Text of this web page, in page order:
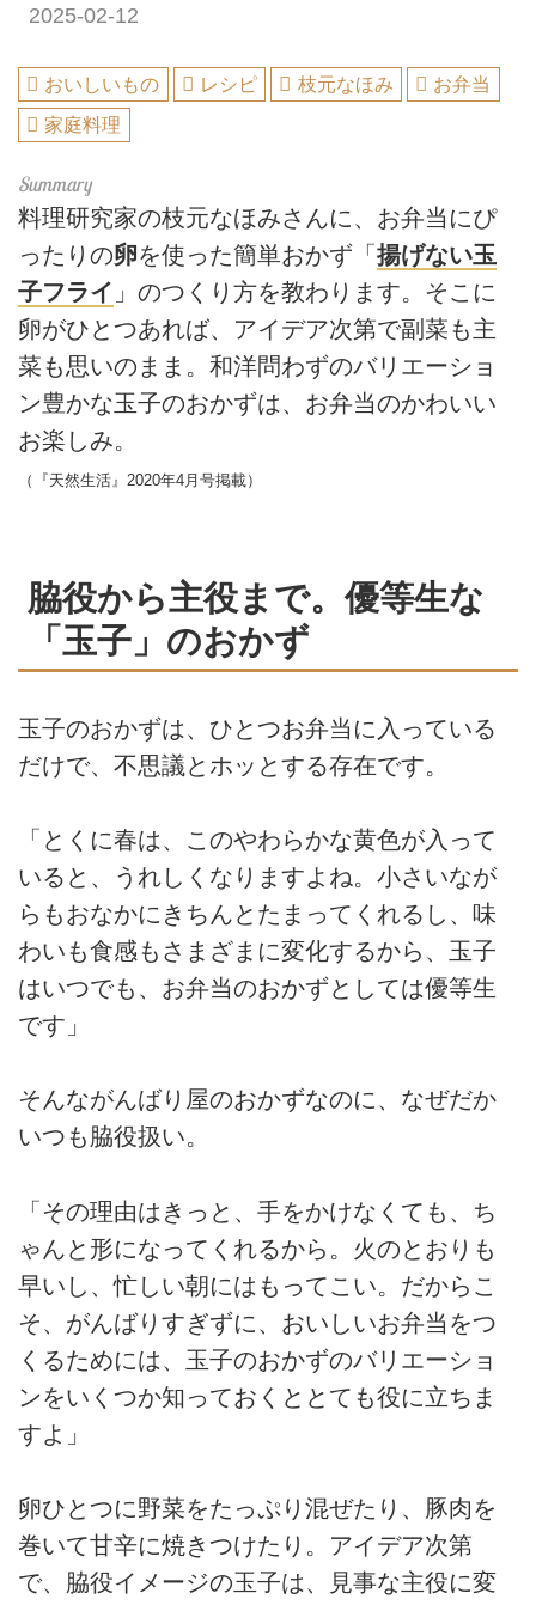
2025-02-12
おいしいもの レシピ 枝元なほみ
お弁当
家庭料理
料理研究家の枝元なほみさんに、お弁当にぴ
ったりの卵を使った簡単おかず「揚げない玉
子フライ 」のつくり方を教わります。そこに
卵がひとつあれば、アイデア次第で副菜も主
菜も思いのまま。和洋問わずのバリエーショ
ン豊かな玉子のおかずは、お弁当のかわいい
お楽しみ。
（『天然生活』2020年4月号掲載）
脇役から主役まで。優等生な
「玉子」のおかず
玉子のおかずは、ひとつお弁当に入っている
だけで、不思議とホッとする存在です。
「とくに春は、このやわらかな黄色が入って
いると、うれしくなりますよね。小さいなが
らもおなかにきちんとたまってくれるし、味
わいも食感もさまざまに変化するから、玉子
はいつでも、お弁当のおかずとしては優等生
です」
そんながんばり屋のおかずなのに、なぜだか
いつも脇役扱い。
「その理由はきっと、手をかけなくても、ち
ゃんと形になってくれるから。火のとおりも
早いし、忙しい朝にはもってこい。だからこ
そ、がんばりすぎずに、おいしいお弁当をつ
くるためには、玉子のおかずのバリエーショ
ンをいくつか知っておくととても役に立ちま
すよ」
卵ひとつに野菜をたっぷり混ぜたり、豚肉を
巻いて甘辛に焼きつけたり。アイデア次第
で、脇役イメージの玉子は、見事な主役に変